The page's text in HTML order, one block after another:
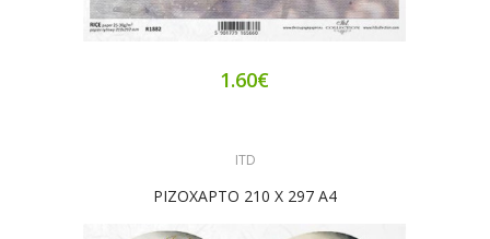
1.60€
ITD
ΡΙΖΟΧΑΡΤΟ 210 Χ 297 Α4